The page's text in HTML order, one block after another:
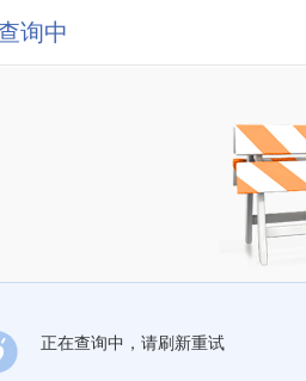
询中
正在查询中，请刷新重试